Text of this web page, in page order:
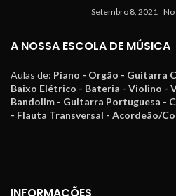
Setembro 8, 2021 No
A NOSSA ESCOLA DE MÚSICA
Aulas de: Piano - Orgão - Guitarra
Baixo Elétrico - Bateria - Violino -
Bandolim - Guitarra Portuguesa -
- Flauta Transversal - Acordeão/